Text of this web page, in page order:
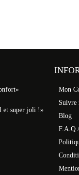
et super joli !»
Mon
Suivre
Blog
F.A.Q